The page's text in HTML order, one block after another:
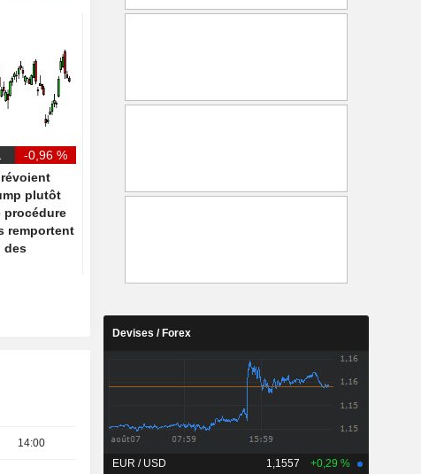
-0,96 %
plutôt
procédure
remportent
des
des rachats d'actions
facilités de paiement
14:00
Devises / Forex
EUR / USD 1,1557 +0,29 %